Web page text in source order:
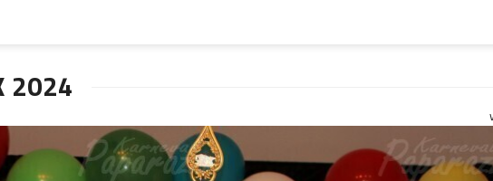
2024